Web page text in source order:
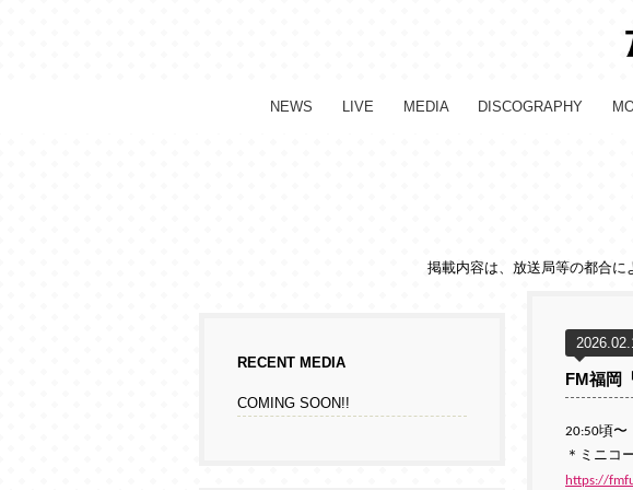
NEWS LIVE MEDIA DISCOGRAPHY
掲載内容は、放送局等の都合に
FM福岡
20:50頃〜
＊ミニコ
https://
RECENT MEDIA
COMING SOON!!